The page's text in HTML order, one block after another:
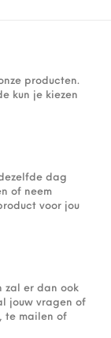
producten.
kun je kiezen
dag
of neem
voor jou
zal er dan ook
jouw vragen of
te mailen of